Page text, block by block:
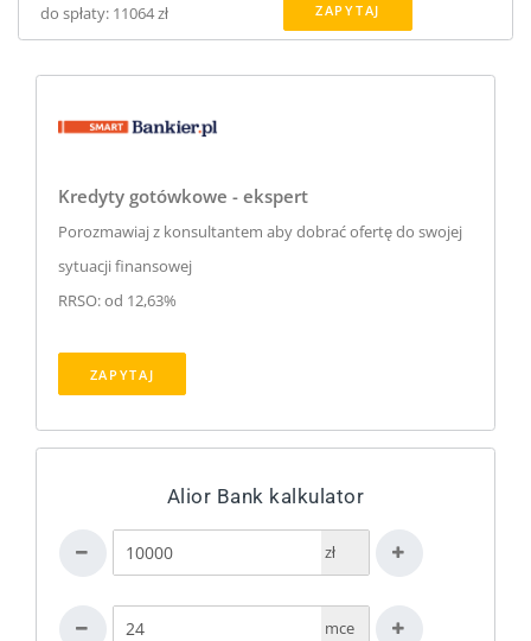
do spłaty: 11064 zł
ZAPYTAJ
Kredyty gotówkowe - ekspert
Porozmawiaj z konsultantem aby dobrać ofertę do swojej
sytuacji finansowej
RRSO: od 12,63%
ZAPYTAJ
Alior Bank kalkulator
zł
mce